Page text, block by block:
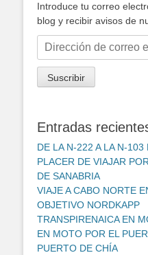
Introduce tu correo
blog y recibir avisos de
Dirección
correo
electrónico
Suscribir
Entradas
DE LA N-222 A LA N-
PLACER DE VIAJAR
DE SANABRIA
VIAJE A CABO NORTE
OBJETIVO NORDKAPP
TRANSPIRENAICA EN
EN MOTO POR EL
PUERTO DE CHÍA